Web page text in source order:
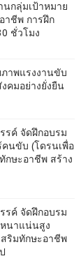
นกลุ่มเป้าหมาย
าชีพ การฝึก
ชั่วโมง
าพแรงงานขับ
คมอย่างยั่งยืน
รค์ จัดฝึกอบรม
นขับ (โดรนเพื่อ
กษะอาชีพ สร้าง
รค์ จัดฝึกอบรม
นาแน่นสูง
สริมทักษะอาชีพ